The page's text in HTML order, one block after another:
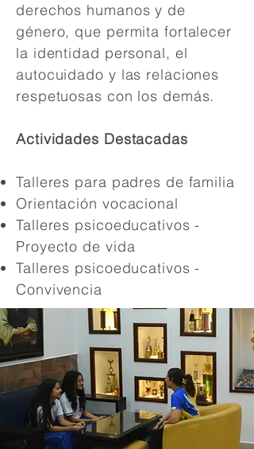
derechos humanos y de
género, que permita fortalecer
la identidad personal, el
autocuidado y las relaciones
respetuosas con los demás.
Actividades Destacadas
Talleres para padres de familia
Orientación vocacional
Talleres psicoeducativos -
Proyecto de vida
Talleres psicoeducativos -
Convivencia